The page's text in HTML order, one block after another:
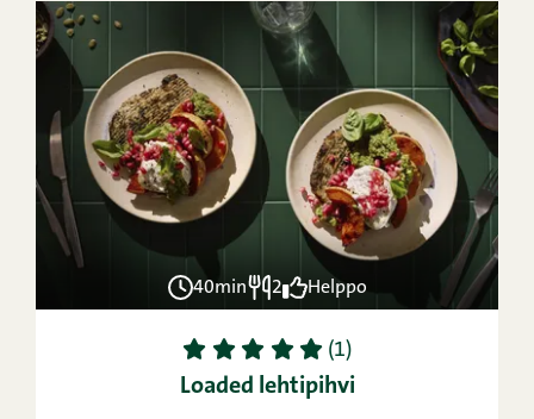
40min 2 Helppo
1 2 3 4 5 (1)
Loaded lehtipihvi